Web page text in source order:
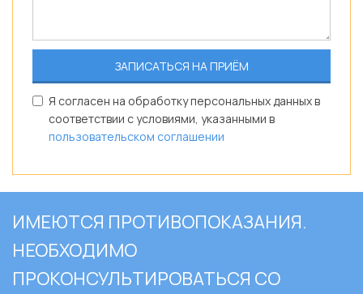
Я согласен на обработку персональных данных в
соответствии с условиями, указанными в
пользовательском соглашении
ИМЕЮТСЯ ПРОТИВОПОКАЗАНИЯ.
НЕОБХОДИМО
ПРОКОНСУЛЬТИРОВАТЬСЯ СО